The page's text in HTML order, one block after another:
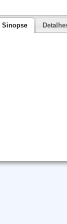
Sinopse